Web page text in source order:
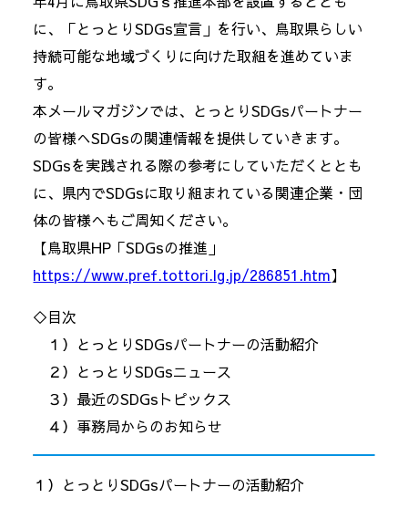
に、「とっとりSDGs宣言」を行い、鳥取県らしい
持続可能な地域づくりに向けた取組を進めていま
す。
本メールマガジンでは、とっとりSDGsパートナー
の皆様へSDGsの関連情報を提供していきます。
SDGsを実践される際の参考にしていただくととも
に、県内でSDGsに取り組まれている関連企業・団
体の皆様へもご周知ください。
【鳥取県HP「SDGsの推進」
https://www.pref.tottori.lg.jp/286851.htm】
◇目次
１）とっとりSDGsパートナーの活動紹介
２）とっとりSDGsニュース
３）最近のSDGsトピックス
４）事務局からのお知らせ
１）とっとりSDGsパートナーの活動紹介